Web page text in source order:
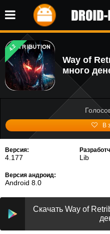
4.2
Way of
много
В
Версия:
4.177 Lib
Версия андроид:
Android 8.0
Скачать Way of